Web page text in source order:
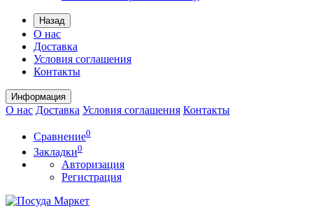
Назад
О нас
Доставка
Условия соглашения
Контакты
Информация
О нас Доставка Условия соглашения Контакты
Сравнение0
Закладки0
Авторизация
Регистрация